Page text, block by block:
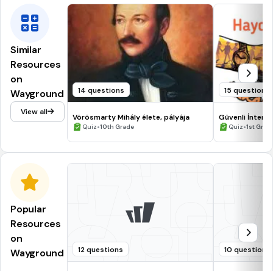
Similar
Resources
on
Wayground
View all
14 questions
Vörösmarty Mihály élete, pályája
Quiz•10th Grade
15 questions
Güvenli
Quiz•1st
Popular
Resources
on
Wayground
12 questions 10 questions